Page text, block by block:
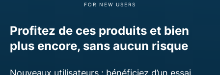
FOR NEW USERS
Profitez de ces produits et bien
plus encore, sans aucun risque
Nouveaux utilisateurs : bénéficiez d’un essai